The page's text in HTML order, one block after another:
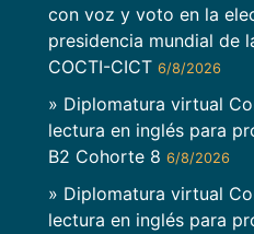
con voz y voto en la
presidencia mundial de
COCTI-CICT 6/8/2026
» Diplomatura virtual
lectura en inglés para
B2 Cohorte 8 6/8/2026
» Diplomatura virtual
lectura en inglés para